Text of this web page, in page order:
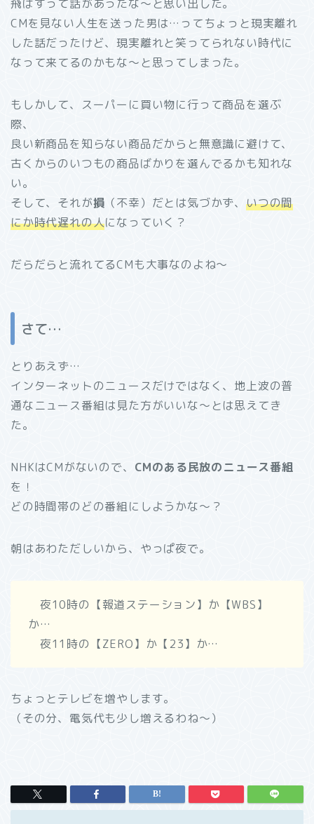
飛ばすって話があったな～と思い出した。
CMを見ない人生を送った男は…ってちょっと現実離れ
した話だったけど、現実離れと笑ってられない時代に
なって来てるのかもな～と思ってしまった。
もしかして、スーパーに買い物に行って商品を選ぶ
際、
良い新商品を知らない商品だからと無意識に避けて、
古くからのいつもの商品ばかりを選んでるかも知れな
い。
そして、それが損 （不幸）だとは気づかず、いつの間
にか時代遅れの人になっていく？
だらだらと流れてるCMも大事なのよね～
さて…
とりあえず…
インターネットのニュースだけではなく、地上波の普
通なニュース番組は見た方がいいな～とは思えてき
た。
NHKはCMがないので、 CMのある民放のニュース番組
を！
どの時間帯のどの番組にしようかな～？
朝はあわただしいから、やっぱ夜で。
夜10時の【報道ステーション】か【WBS】
か…
夜11時の【ZERO】か【23】か…
ちょっとテレビを増やします。
（その分、電気代も少し増えるわね～）